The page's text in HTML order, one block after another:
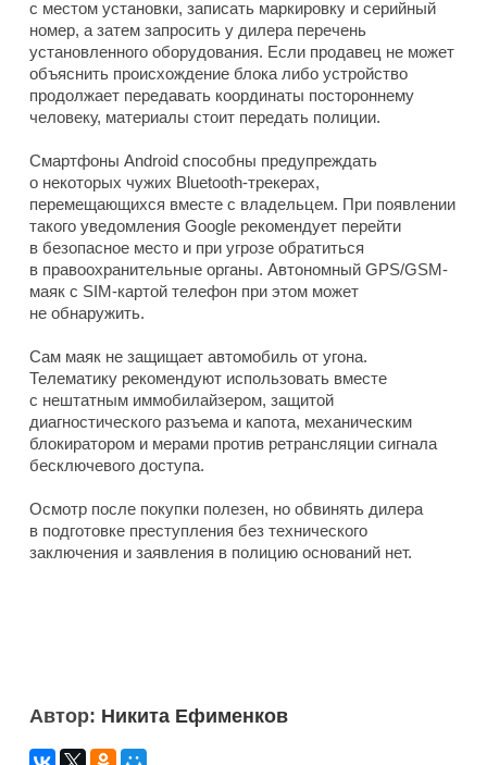
с местом установки, записать маркировку и серийный
номер, а затем запросить у дилера перечень
установленного оборудования. Если продавец не может
объяснить происхождение блока либо устройство
продолжает передавать координаты постороннему
человеку, материалы стоит передать полиции.
Смартфоны Android способны предупреждать
о некоторых чужих Bluetooth-трекерах,
перемещающихся вместе с владельцем. При появлении
такого уведомления Google рекомендует перейти
в безопасное место и при угрозе обратиться
в правоохранительные органы. Автономный GPS/GSM-
маяк с SIM-картой телефон при этом может
не обнаружить.
Сам маяк не защищает автомобиль от угона.
Телематику рекомендуют использовать вместе
с нештатным иммобилайзером, защитой
диагностического разъема и капота, механическим
блокиратором и мерами против ретрансляции сигнала
бесключевого доступа.
Осмотр после покупки полезен, но обвинять дилера
в подготовке преступления без технического
заключения и заявления в полицию оснований нет.
Автор: Никита Ефименков